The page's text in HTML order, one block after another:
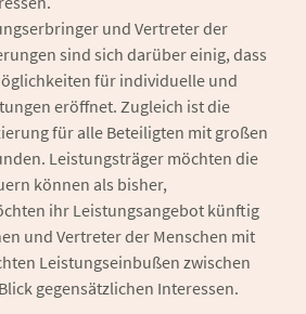
und Vertreter der
sind sich darüber einig, dass
für individuelle und
eröffnet. Zugleich ist die
für alle Beteiligten mit großen
Leistungsträger möchten die
können als bisher,
ihr Leistungsangebot künftig
und Vertreter der Menschen mit
Leistungseinbußen zwischen
gegensätzlichen Interessen.